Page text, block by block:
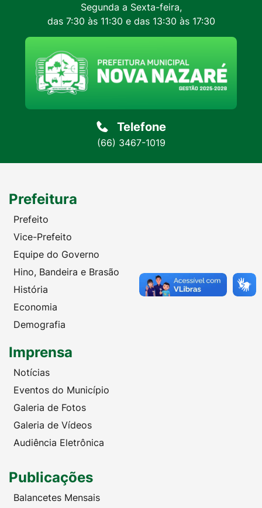
Segunda a Sexta-feira,
das 7:30 às 11:30 e das 13:30 às 17:30
Telefone
(66) 3467-1019
Prefeitura
Prefeito
Vice-Prefeito
Equipe do Governo
Hino, Bandeira e Brasão
História
Economia
Demografia
Imprensa
Notícias
Eventos do Município
Galeria de Fotos
Galeria de Vídeos
Audiência Eletrônica
Publicações
Balancetes Mensais